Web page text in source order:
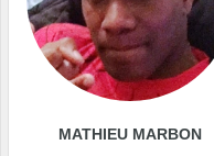
MATHIEU MARBON